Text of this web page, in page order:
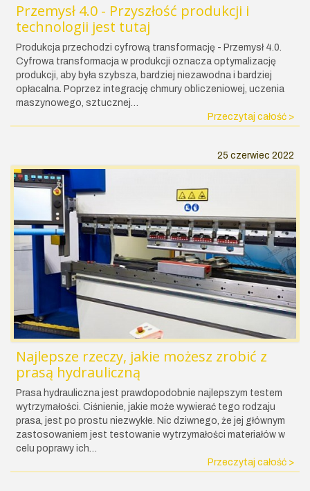
Przemysł 4.0 - Przyszłość produkcji i
technologii jest tutaj
Produkcja przechodzi cyfrową transformację - Przemysł 4.0.
Cyfrowa transformacja w produkcji oznacza optymalizację
produkcji, aby była szybsza, bardziej niezawodna i bardziej
opłacalna. Poprzez integrację chmury obliczeniowej, uczenia
maszynowego, sztucznej…
Przeczytaj całość >
25 czerwiec 2022
Najlepsze rzeczy, jakie możesz zrobić z
prasą hydrauliczną
Prasa hydrauliczna jest prawdopodobnie najlepszym testem
wytrzymałości. Ciśnienie, jakie może wywierać tego rodzaju
prasa, jest po prostu niezwykłe. Nic dziwnego, że jej głównym
zastosowaniem jest testowanie wytrzymałości materiałów w
celu poprawy ich…
Przeczytaj całość >